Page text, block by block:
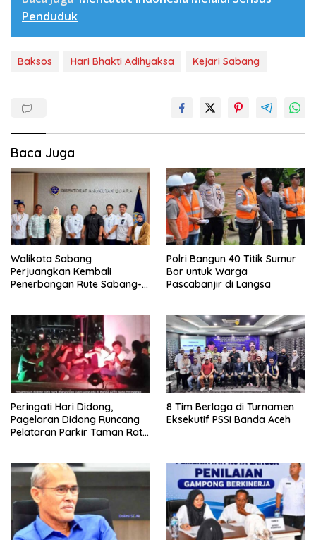
Penduduk
Baksos Hari Bhakti Adihyaksa Kejari Sabang
Baca Juga
Walikota Sabang
Perjuangkan Kembali
Penerbangan Rute Sabang-
Polri Bangun 40 Titik Sumur
Bor untuk Warga
Pascabanjir di Langsa
Peringati Hari Didong,
Pagelaran Didong Runcang
Pelataran Parkir Taman Ratu
8 Tim Berlaga di Turnamen
Eksekutif PSSI Banda Aceh